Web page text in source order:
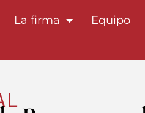
La firma Equipo